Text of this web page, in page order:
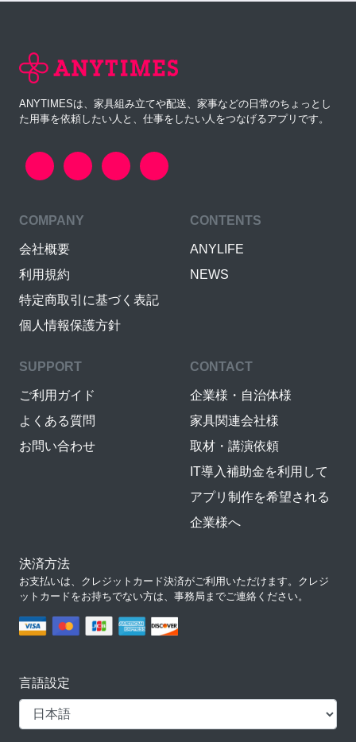
ANYTIMESは、家具組み立てや配送、家事などの日常のちょっとし
た用事を依頼したい人と、仕事をしたい人をつなげるアプリです。
COMPANY
会社概要
利用規約
特定商取引に基づく表記
個人情報保護方針
CONTENTS
ANYLIFE
NEWS
SUPPORT
ご利用ガイド
よくある質問
お問い合わせ
CONTACT
企業様・自治体様
家具関連会社様
取材・講演依頼
IT導入補助金を利用して
アプリ制作を希望される
企業様へ
決済方法
お支払いは、クレジットカード決済がご利用いただけます。クレジ
ットカードをお持ちでない方は、事務局までご連絡ください。
言語設定